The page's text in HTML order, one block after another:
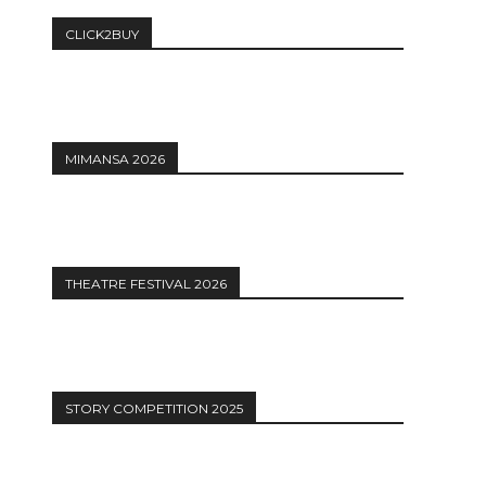
CLICK2BUY
MIMANSA 2026
THEATRE FESTIVAL 2026
STORY COMPETITION 2025